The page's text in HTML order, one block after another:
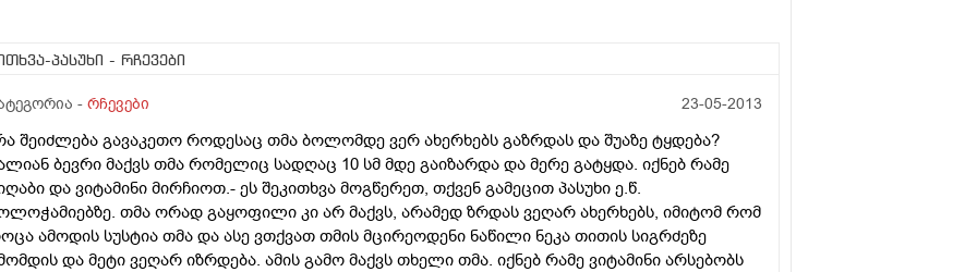
პასუხი - რჩევები
- რჩევები 23-05-2013
შეიძლება გავაკეთო როდესაც თმა ბოლომდე ვერ ახერხებს გაზრდას და შუაზე ტყდება?
ბევრი მაქვს თმა რომელიც სადღაც 10 სმ მდე გაიზარდა და მერე გატყდა. იქნებ რამე
და ვიტამინი მირჩიოთ.- ეს შეკითხვა მოგწერეთ, თქვენ გამეცით პასუხი ე.წ.
თმა ორად გაყოფილი კი არ მაქვს, არამედ ზრდას ვეღარ ახერხებს, იმიტომ რომ
ამოდის სუსტია თმა და ასე ვთქვათ თმის მცირეოდენი ნაწილი ნეკა თითის სიგრძეზე
და მეტი ვეღარ იზრდება. ამის გამო მაქვს თხელი თმა. იქნებ რამე ვიტამინი არსებობს